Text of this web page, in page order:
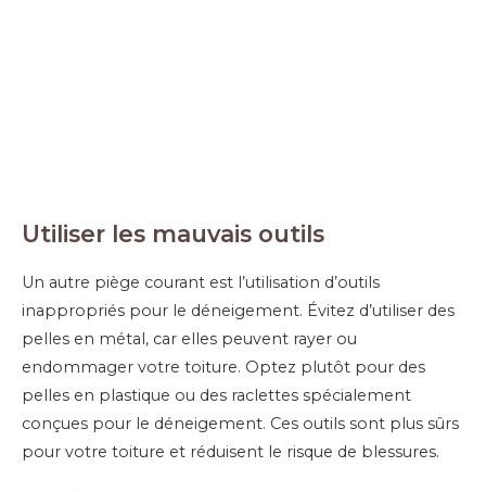
Utiliser les mauvais outils
Un autre piège courant est l’utilisation d’outils
inappropriés pour le déneigement. Évitez d’utiliser des
pelles en métal, car elles peuvent rayer ou
endommager votre toiture. Optez plutôt pour des
pelles en plastique ou des raclettes spécialement
conçues pour le déneigement. Ces outils sont plus sûrs
pour votre toiture et réduisent le risque de blessures.